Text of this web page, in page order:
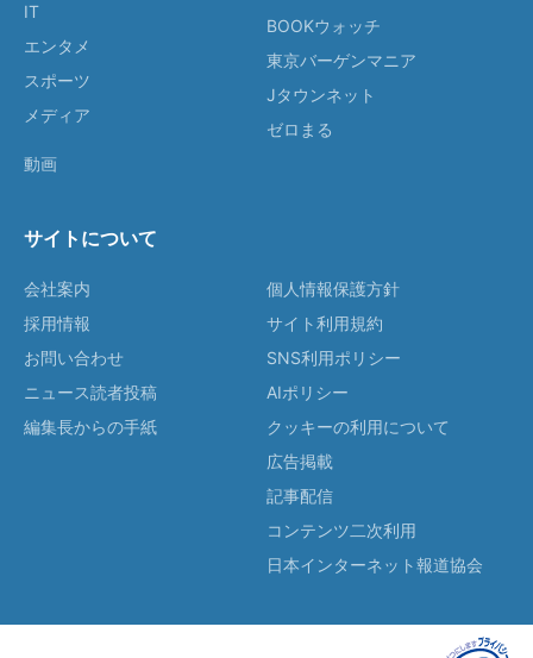
IT
エンタメ
スポーツ
メディア
動画
BOOKウォッチ
東京バーゲンマニア
Jタウンネット
ゼロまる
サイトについて
会社案内
採用情報
お問い合わせ
ニュース読者投稿
編集長からの手紙
個人情報保護方針
サイト利用規約
SNS利用ポリシー
AIポリシー
クッキーの利用について
広告掲載
記事配信
コンテンツ二次利用
日本インターネット報道協会